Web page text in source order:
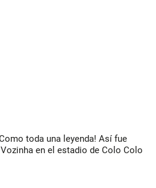
toda una leyenda! Así fue
en el estadio de Colo Colo